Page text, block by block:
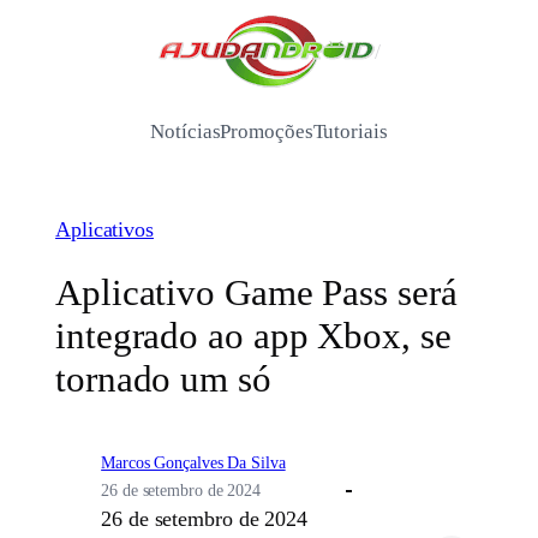
/
NotíciasPromoçõesTutoriais
Aplicativos
Aplicativo Game Pass será
integrado ao app Xbox, se
tornado um só
Marcos Gonçalves Da Silva
26 de setembro de 2024
26 de setembro de 2024